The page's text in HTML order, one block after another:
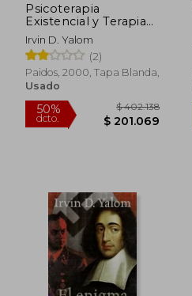
Psicoterapia
Existencial y Terapia
de Grupo
Irvin D. Yalom
(2)
Paidos, 2000, Tapa Blanda,
Usado